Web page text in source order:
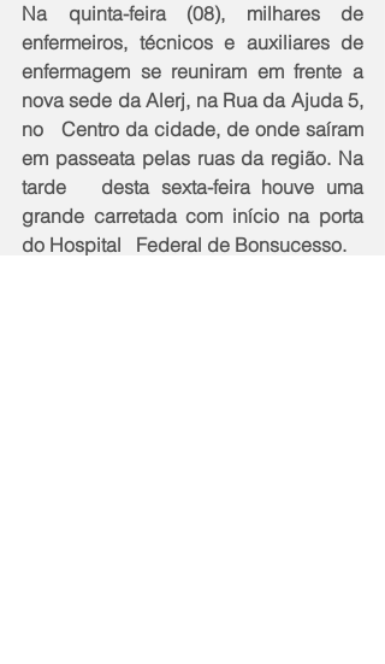
Na quinta-feira (08), milhares de
enfermeiros, técnicos e auxiliares de
enfermagem se reuniram em frente a
nova sede da Alerj, na Rua da Ajuda 5,
no   Centro da cidade, de onde saíram
em passeata pelas ruas da região. Na
tarde   desta sexta-feira houve uma
grande carretada com início na porta
do Hospital   Federal de Bonsucesso.